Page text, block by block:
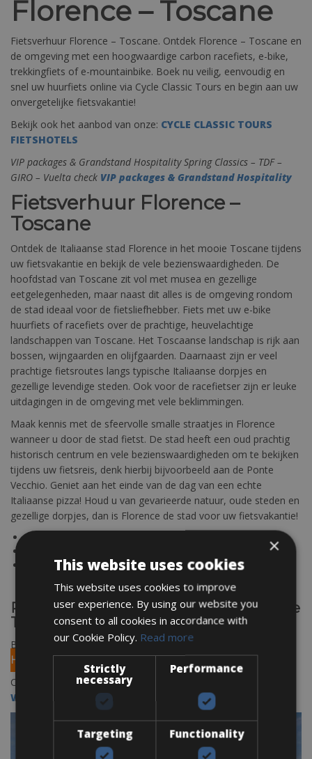
Florence – Toscane
Fietsverhuur Florence – Toscane. Ontdek Florence – Toscane en
de omgeving met een hoogwaardige carbon racefiets, e-bike,
trekkingfiets of e-mountainbike. Boek nu veilig, eenvoudig en
snel uw huurfiets online via Cycle Classic Tours en begin aan uw
onvergetelijke fietsvakantie!
Bekijk ook het aanbod van onze: CYCLE CLASSIC TOURS
FIETSHOTELS
VIP packages & Grandstand Hospitality Spring Classics – TDF –
GIRO – Vuelta check VIP packages & Grandstand Hospitality
Fietsverhuur Florence –
Toscane
Ontdek de Italiaanse stad Florence in het mooie Toscane tijdens
uw fietsvakantie en bekijk de vele bezienswaardigheden. De
hoofdstad van Toscane zit vol met musea en gezellige
eetgelegenheden, maar naast dit alles is de omgeving rondom
de stad ideaal voor de fietsliefhebber. Fiets met uw e-bike
huurfiets of racefiets over de prachtige, heuvelachtige
landschappen van Toscane. Het Toscaanse landschap is rijk aan
bossen, wijngaarden en olijfgaarden. Daarnaast zijn er veel
prachtige fietsroutes langs typische Italiaanse dorpjes en
gezellige levendige steden. Ook voor de racefietser zijn er leuke
uitdagingen in de omgeving met vele beklimmingen.
Maak kennis met de sfeervolle smalle straatjes in Florence
wanneer u door de stad fietst. De stad heeft een oud prachtig
historisch centrum en vele bezienswaardigheden om te bekijken
tijdens uw fietsreis, denk hierbij bijvoorbeeld aan de Ponte
Vecchio. Geniet aan het einde van de dag van een echte
Italiaanse pizza! Houd u van gevarieerde natuur, oude steden en
gezellige dorpjes, dan is Florence de stad voor uw fietsvakantie!
Sta niet met lege handen en boek vooraf uw racefiets
Het service fietsverhuur team kunt u altijd contacteren voor
Regel nu uw fietsverhuur in Florence in de
Toscane online!
Boek uw fiets in Florence via ons verhuur platform
HERE
Check alle verhuurpunten in Toscane hier :
WWW.FIETSVERHUUREUROPA/TOSCANE
×
This website uses cookies
This website uses cookies to improve
user experience. By using our website you
consent to all cookies in accordance with
our Cookie Policy. Read more
Strictly
necessary
Performance
Targeting Functionality